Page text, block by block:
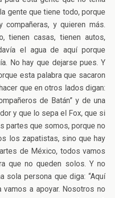
gente que tiene todo, porque
compañeras, y quieren más.
tienen casas, tienen autos,
el agua de aquí porque
No hay que dejarse pues. Y
esta palabra que sacaron
que en otros lados digan:
de Batán” y de una
y que lo sepa el Fox, que si
partes que somos, porque no
los zapatistas, sino que hay
de México, todos vamos
que no queden solos. Y no
sola persona que diga: “Aquí
a apoyar. Nosotros no